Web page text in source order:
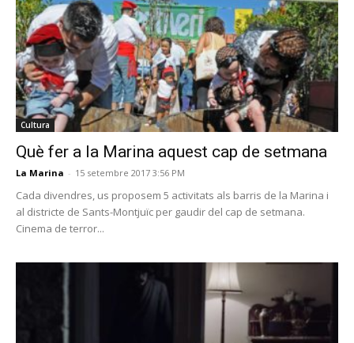
Cultura
Què fer a la Marina aquest cap de setmana
La Marina - 15 setembre 2017 3:56 PM
Cada divendres, us proposem 5 activitats als barris de la Marina i
al districte de Sants-Montjuïc per gaudir del cap de setmana.
Cinema de terror...